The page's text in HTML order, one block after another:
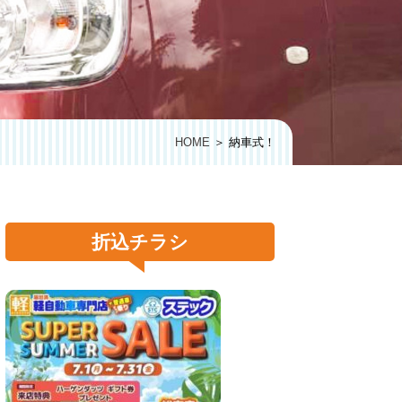
HOME ＞ 納車式！
折込チラシ